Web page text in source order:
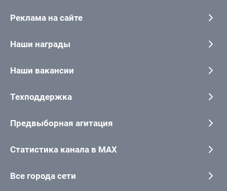
Реклама на сайте
Наши награды
Наши вакансии
Техподдержка
Предвыборная агитация
Статистика канала в MAX
Все города сети